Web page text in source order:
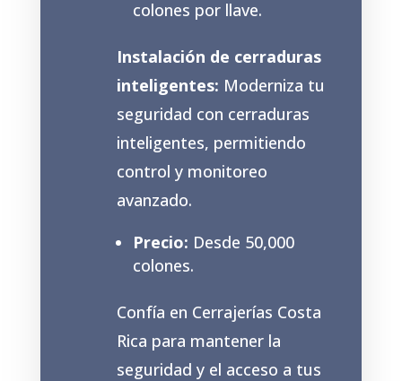
colones por llave.
Instalación de cerraduras
inteligentes: Moderniza tu
seguridad con cerraduras
inteligentes, permitiendo
control y monitoreo
avanzado.
Precio: Desde 50,000
colones.
Confía en Cerrajerías Costa
Rica para mantener la
seguridad y el acceso a tus